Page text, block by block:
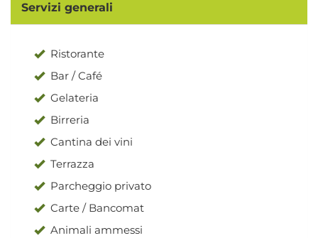
Servizi generali
Ristorante
Bar / Café
Gelateria
Birreria
Cantina dei vini
Terrazza
Parcheggio privato
Carte / Bancomat
Animali ammessi